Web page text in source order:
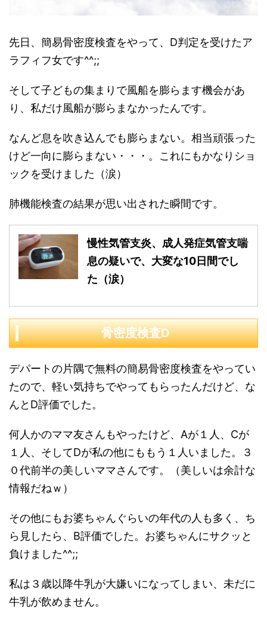
先日、簡易骨密度検査をやって、D判定を受けたア
ラフィフ女です^^;;
そして子どもの集まりで風船を膨らます機会があ
り、私だけ風船が膨らまなかったんです。
なんど息を吹き込んでも膨らまない。相当頑張った
けど一向に膨らまない・・・。これにもかなりショ
ックを受けました（涙）
肺機能検査の結果が思い出された瞬間です。
慢性気管支炎、成人発症気管支喘
息の疑いで、大変な10日間でし
た（涙）
骨密度検査D
デパートの片隅で無料の簡易骨密度検査をやってい
たので、軽い気持ちでやってもらったんだけど、な
んとD評価でした。
何人かのママ友さんもやったけど、Aが１人、Cが
１人、そしてDが私の他にももう１人いました。３
０代前半の美しいママさんです。（美しいは余計な
情報だねｗ）
その他にもお婆ちゃんぐらいの年代の人も多く、ち
ら見したら、B評価でした。お婆ちゃんにサクッと
負けました^^;;
私は３歳以降牛乳が大嫌いになってしまい、未だに
牛乳が飲めません。